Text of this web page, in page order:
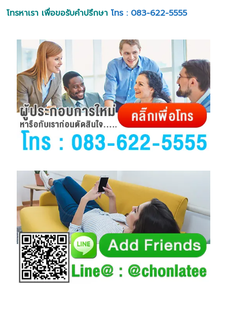
โทรหาเรา เพื่อขอรับคำปรึกษา โทร : 083-622-5555